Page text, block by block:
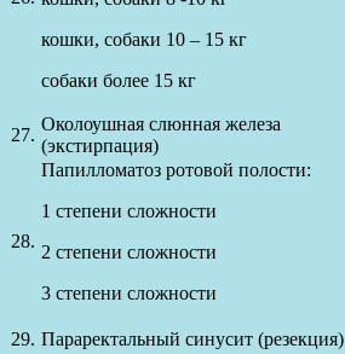
кошки, собаки 10 – 15 кг
собаки более 15 кг
27.
Околоушная слюнная железа
(экстирпация)
28.
Папилломатоз ротовой полости:
1 степени сложности
2 степени сложности
3 степени сложности
29. Параректальный синусит (резекция)